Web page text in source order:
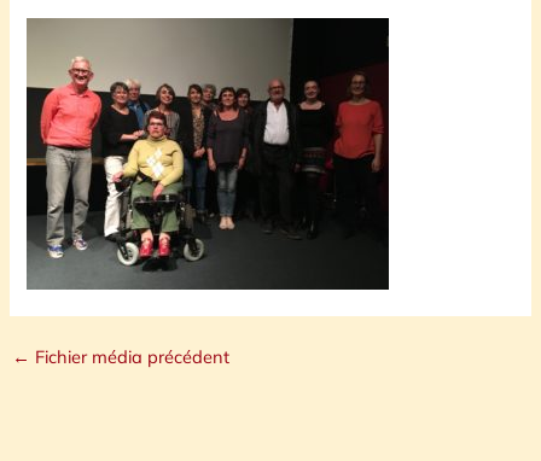
← Fichier média précédent